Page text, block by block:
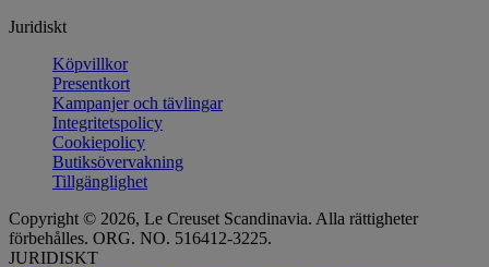
Juridiskt
Köpvillkor
Presentkort
Kampanjer och tävlingar
Integritetspolicy
Cookiepolicy
Butiksövervakning
Tillgänglighet
Copyright © 2026, Le Creuset Scandinavia. Alla rättigheter
förbehålles. ORG. NO. 516412-3225.
JURIDISKT